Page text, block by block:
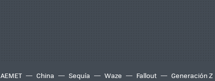
AEMET China Sequía Waze Fallout Generación Z